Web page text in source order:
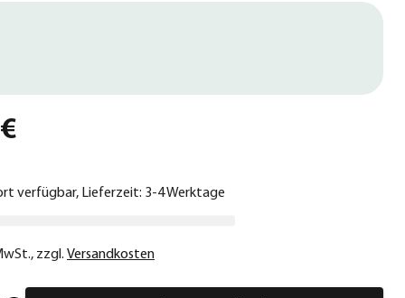
verfügbar, Lieferzeit: 3-4 Werktage
, zzgl. Versandkosten